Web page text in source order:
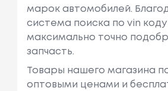
марок автомобилей.
система поиска по vin коду
максимально точно
запчасть.
Товары нашего магазина
оптовыми ценами и